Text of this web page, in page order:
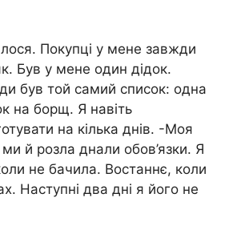
Покупці у мене завжди
Був у мене один дідок.
був той самий список: одна
на борщ. Я навіть
на кілька днів. -Моя
й розла днали обов’язки. Я
не бачила. Востаннє, коли
Наступні два дні я його не